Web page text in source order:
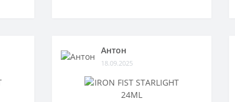
Антон
18.09.2025